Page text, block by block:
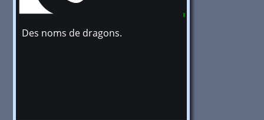
648
Des noms de dragons.